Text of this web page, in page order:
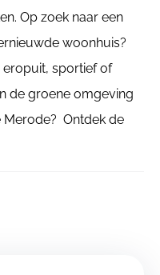
Op zoek naar een
woonhuis?
eropuit, sportief of
de groene omgeving
Merode? Ontdek de